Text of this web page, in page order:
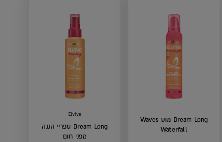
Elvive
Dream Long ספריי הגנה
מפני חום
Dream Long מוס Waves
Waterfall